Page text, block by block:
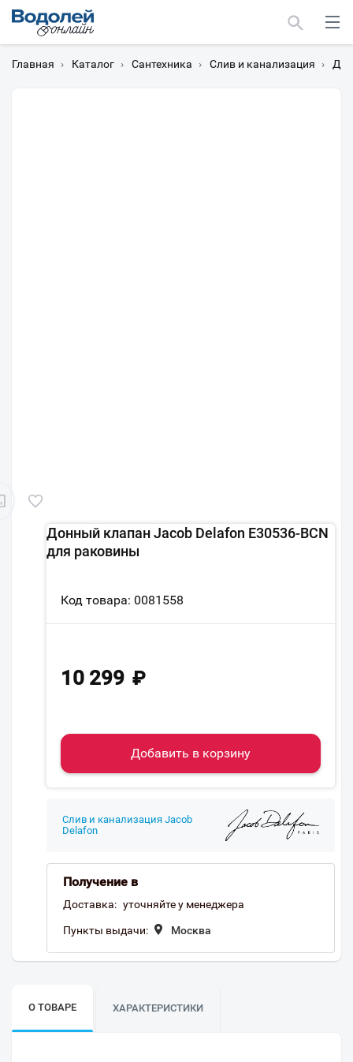
Главная › Каталог › Сантехника › Слив и канализация ›
Донный клапан Jacob Delafon E30536-BCN
для раковины
Код товара: 0081558
10 299 ₽
Добавить в корзину
Слив и канализация Jacob
Delafon
Получение в
Доставка: уточняйте у менеджера
Пункты выдачи: Москва
О ТОВАРЕ ХАРАКТЕРИСТИКИ